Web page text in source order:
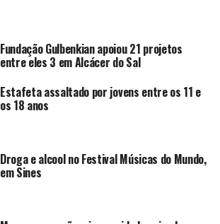
Fundação Gulbenkian apoiou 21 projetos
entre eles 3 em Alcácer do Sal
Estafeta assaltado por jovens entre os 11 e
os 18 anos
Droga e alcool no Festival Músicas do Mundo,
em Sines